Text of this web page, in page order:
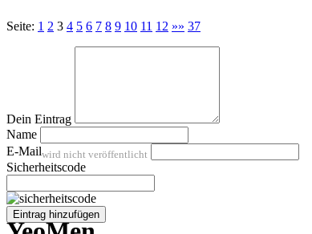
Seite: 1 2 3 4 5 6 7 8 9 10 11 12 »» 37
Dein Eintrag
Name
E-Mailwird nicht veröffentlicht
Sicherheitscode
Eintrag hinzufügen